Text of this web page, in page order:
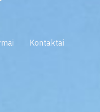
Kontaktai